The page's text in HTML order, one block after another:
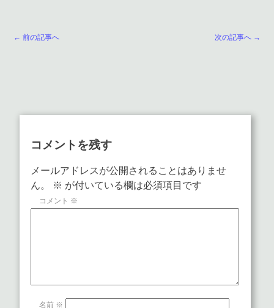
← 前の記事へ 次の記事へ →
コメントを残す
メールアドレスが公開されることはありませ
ん。
※ が付いている欄は必須項目です
コメント ※
名前 ※